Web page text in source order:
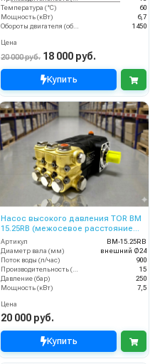
Температура (°C)
60
Мощность (кВт)
6,7
Обороты двигателя (об/мин)
1450
Цена
20 000 руб. 18 000 руб.
Купить
Насос высокого давления TOR BM
15.25RB (межосевое расстояние
87мм)
Артикул
BM-15.25RB
Диаметр вала (мм)
внешний Ø24
Поток воды (л/час)
900
Производительность (л/мин)
15
Давление (бар)
250
Мощность (кВт)
7,5
Цена
20 000 руб.
Купить